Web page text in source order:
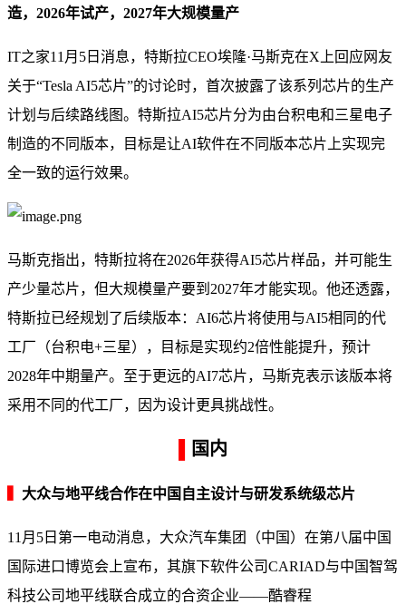
造，2026年试产，2027年大规模量产
IT之家11月5日消息，特斯拉CEO埃隆·马斯克在X上回应网友
关于“Tesla AI5芯片”的讨论时，首次披露了该系列芯片的生产
计划与后续路线图。特斯拉AI5芯片分为由台积电和三星电子
制造的不同版本，目标是让AI软件在不同版本芯片上实现完
全一致的运行效果。
马斯克指出，特斯拉将在2026年获得AI5芯片样品，并可能生
产少量芯片，但大规模量产要到2027年才能实现。他还透露，
特斯拉已经规划了后续版本：AI6芯片将使用与AI5相同的代
工厂（台积电+三星），目标是实现约2倍性能提升，预计
2028年中期量产。至于更远的AI7芯片，马斯克表示该版本将
采用不同的代工厂，因为设计更具挑战性。
国内
大众与地平线合作在中国自主设计与研发系统级芯片
11月5日第一电动消息，大众汽车集团（中国）在第八届中国
国际进口博览会上宣布，其旗下软件公司CARIAD与中国智驾
科技公司地平线联合成立的合资企业——酷睿程